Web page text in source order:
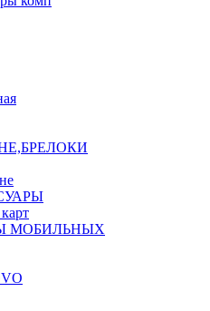
МОБИЛЬНЫХ